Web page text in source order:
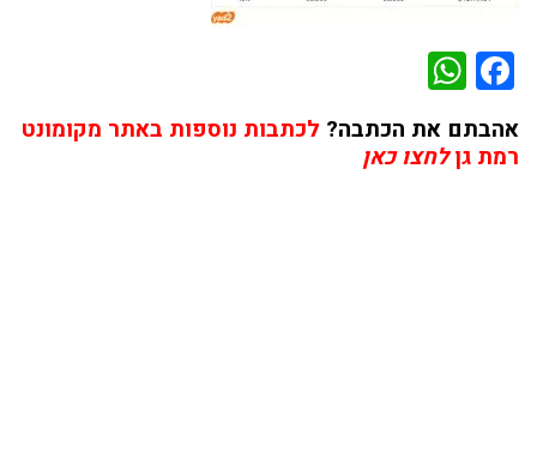
Facebook
אהבתם את הכתבה? לכתבות נוספות באתר מקומונט
רמת גןלחצו כאן